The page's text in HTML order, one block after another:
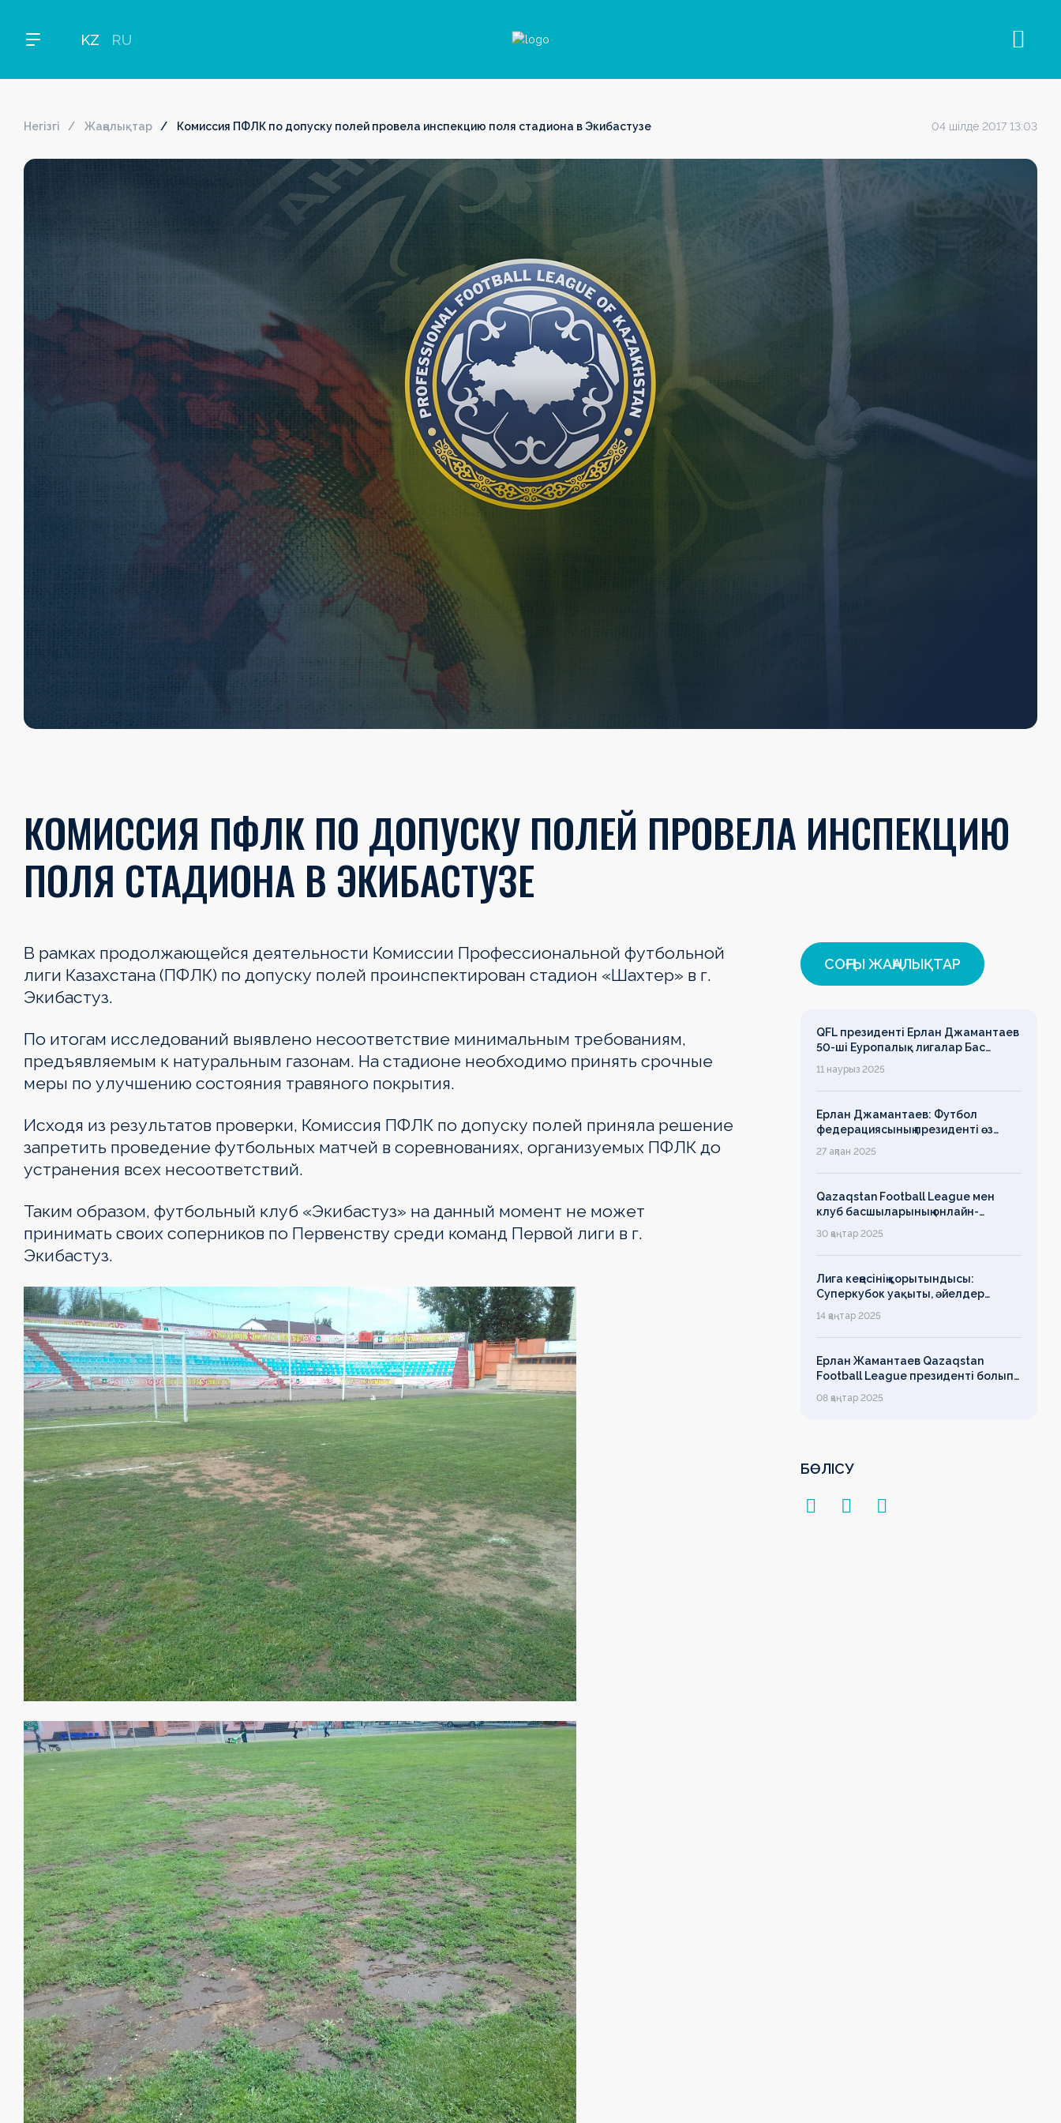
KZ RU
Негізгі Жаңалықтар Комиссия ПФЛК по допуску полей провела инспекцию поля стадиона в Экибастузе 04 шілде 2017 13:03
КОМИССИЯ ПФЛК ПО ДОПУСКУ ПОЛЕЙ ПРОВЕЛА ИНСПЕКЦИЮ
ПОЛЯ СТАДИОНА В ЭКИБАСТУЗЕ
В рамках продолжающейся деятельности Комиссии Профессиональной футбольной
лиги Казахстана (ПФЛК) по допуску полей проинспектирован стадион «Шахтер» в г.
Экибастуз.
По итогам исследований выявлено несоответствие минимальным требованиям,
предъявляемым к натуральным газонам. На стадионе необходимо принять срочные
меры по улучшению состояния травяного покрытия.
Исходя из результатов проверки, Комиссия ПФЛК по допуску полей приняла решение
запретить проведение футбольных матчей в соревнованиях, организуемых ПФЛК до
устранения всех несоответствий.
Таким образом, футбольный клуб «Экибастуз» на данный момент не может
принимать своих соперников по Первенству среди команд Первой лиги в г.
Экибастуз.
СОҢҒЫ ЖАҢАЛЫҚТАР
QFL президенті Ерлан Джамантаев
50-ші Еуропалық лигалар Бас
ассамблеясына қатысты
11 наурыз 2025
Ерлан Джамантаев: Футбол
федерациясының президенті өз
есімін қадірлейтінін айтқан еді,
алайда оның сөзі түкке тұрмайды!
27 ақпан 2025
Qazaqstan Football League мен
клуб басшыларының онлайн-
конференциясының қорытындысы
бойынша баспасөз-релизі
30 қаңтар 2025
Лига кеңесінің қорытындысы:
Суперкубок уақыты, әйелдер
футболының дамуы, легионерлерге
лимит
14 қаңтар 2025
Ерлан Жамантаев Qazaqstan
Football League президенті болып
сайланды
08 қаңтар 2025
БӨЛІСУ